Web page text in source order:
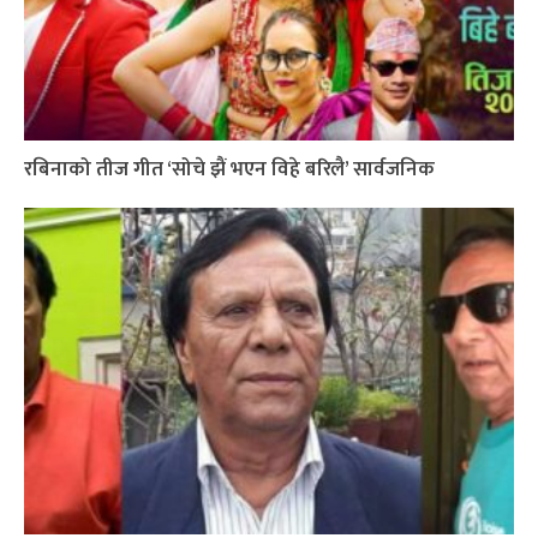
रबिनाको तीज गीत ‘सोचे झैं भएन विहे बरिलै’ सार्वजनिक